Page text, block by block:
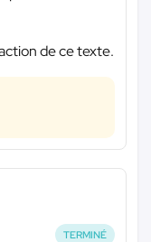
de ce texte.
TERMINÉ